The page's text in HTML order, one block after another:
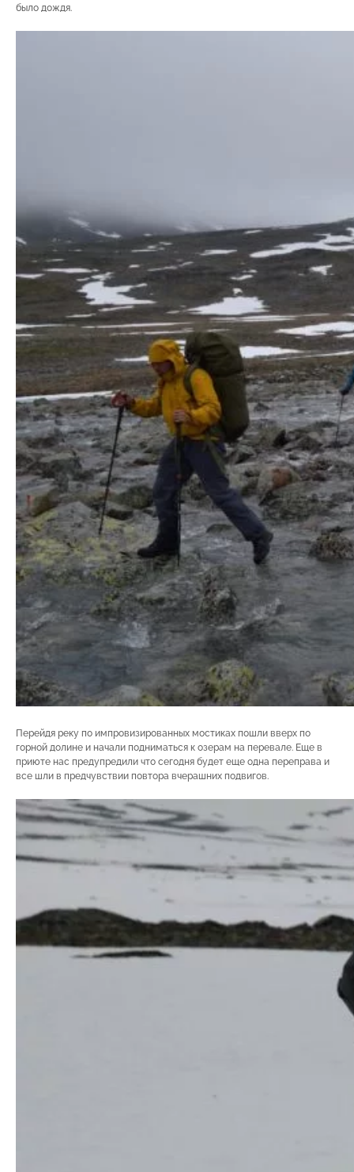
было дождя.
Перейдя реку по импровизированных мостиках пошли вверх по
горной долине и начали подниматься к озерам на перевале. Еще в
приюте нас предупредили что сегодня будет еще одна переправа и
все шли в предчувствии повтора вчерашних подвигов.